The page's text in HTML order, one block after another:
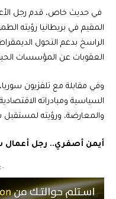
في حديث خاص، قدم رجل
المقيم في بريطانيا رؤيته
الراسخ بدعم التحول
العقوبات عن المؤسسات
وفي مقابلة مع تلفزيون
السياسية ومبادراته
والمعارضة، ورؤيته لمستقبل
أيمن أصفري.. رجل أعمال
- Advertisement -